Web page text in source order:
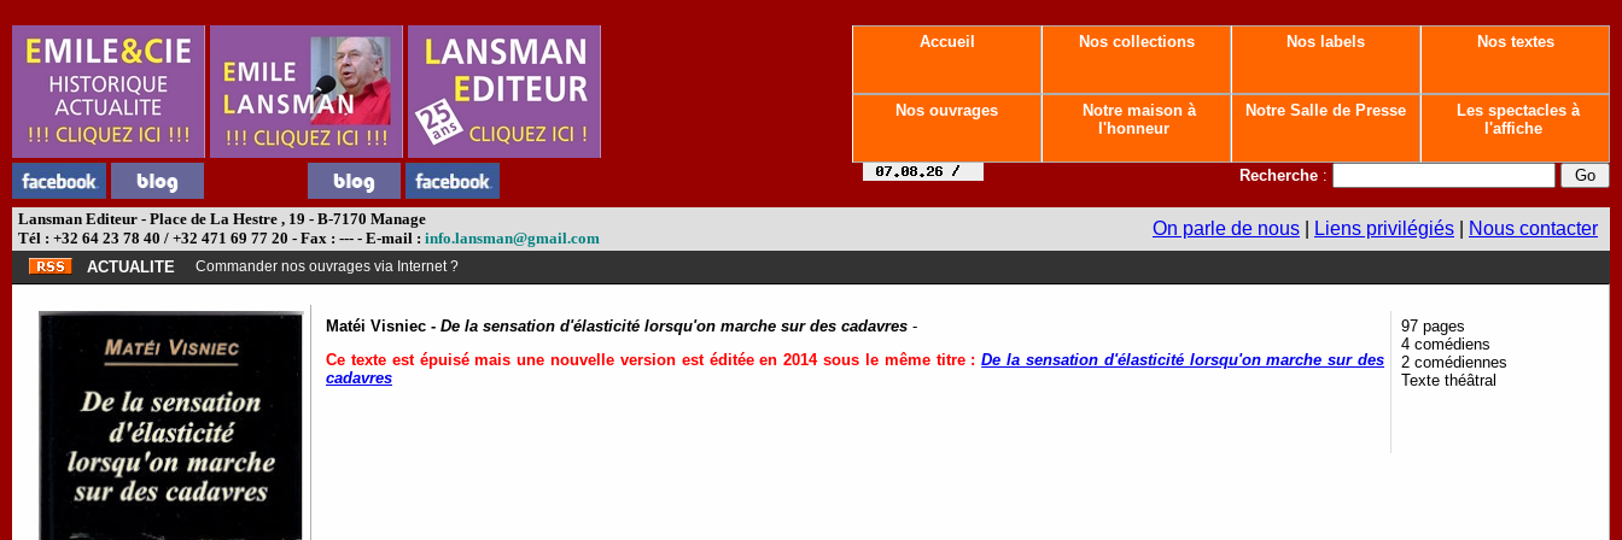
Accueil Nos collections Nos labels Nos textes
Nos ouvrages
Notre maison à
l'honneur
Notre Salle de Presse
Les spectacles à
l'affiche
Recherche :
Lansman Editeur - Place de La Hestre , 19 - B-7170 Manage
Tél : +32 64 23 78 40 / +32 471 69 77 20 - Fax : --- - E-mail : info.lansman@gmail.com On parle de nous Liens privilégiés Nous contacter
ACTUALITE Commander nos ouvrages via Internet ?
Matéi Visniec - De la sensation d'élasticité lorsqu'on marche sur des cadavres -
Ce texte est épuisé mais une nouvelle version est éditée en 2014 sous le même titre :De la sensation d'élasticité lorsqu'on marche sur des
cadavres
97 pages
4 comédiens
2 comédiennes
Texte théâtral